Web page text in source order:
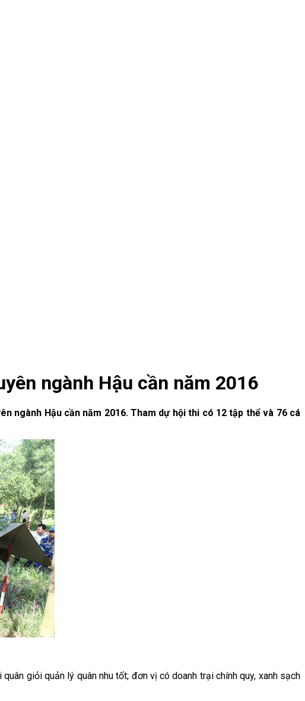
ngành Hậu cần năm 2016
ngành Hậu cần năm 2016. Tham dự hội thi có 12 tập thể và 76 cá
giỏi quản lý quân nhu tốt; đơn vị có doanh trại chính quy, xanh sạch